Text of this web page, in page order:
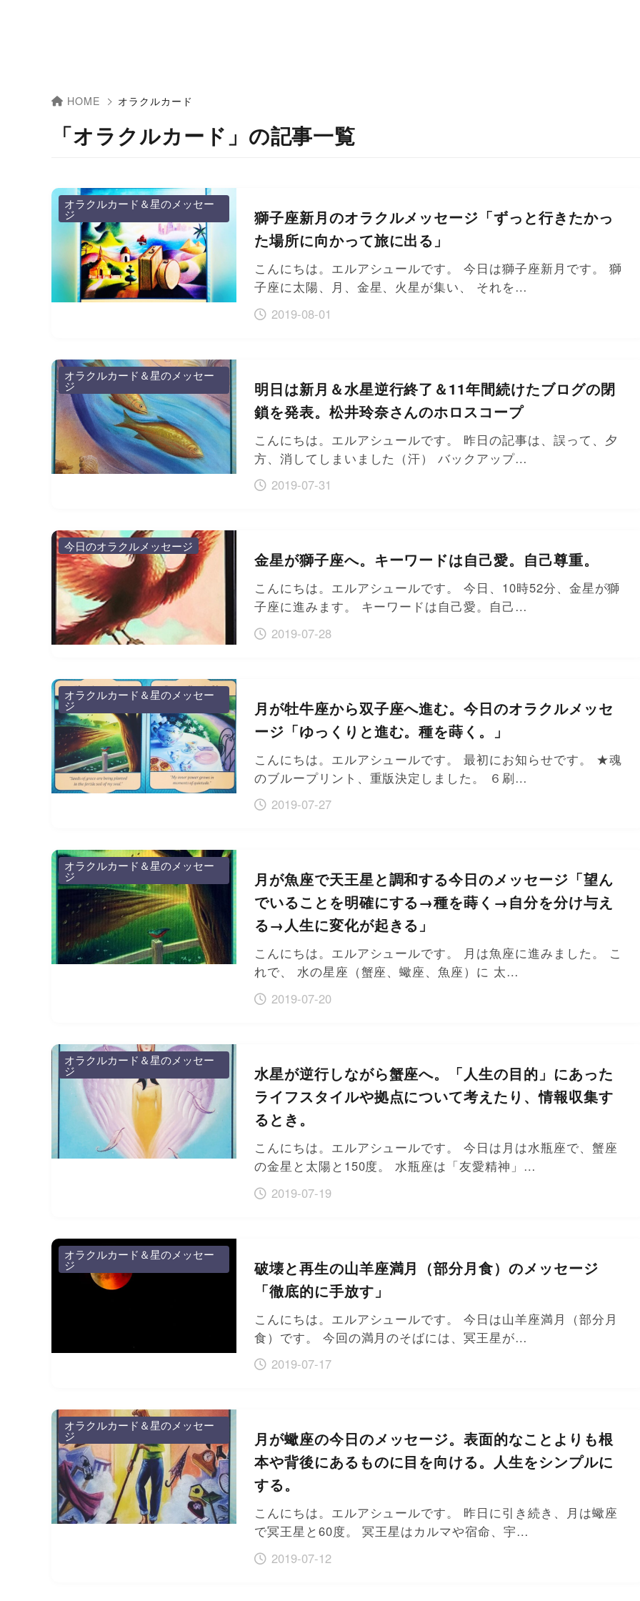
HOME オラクルカード
「オラクルカード」の記事一覧
獅子座新月のオラクルメッセージ「ずっと行きたかっ
た場所に向かって旅に出る」
こんにちは。エルアシュールです。 今日は獅子座新月です。 獅
子座に太陽、月、金星、火星が集い、 それを…
2019-08-01
オラクルカード＆星のメッセー
ジ
明日は新月＆水星逆行終了＆11年間続けたブログの閉
鎖を発表。松井玲奈さんのホロスコープ
こんにちは。エルアシュールです。 昨日の記事は、誤って、夕
方、消してしまいました（汗） バックアップ…
2019-07-31
オラクルカード＆星のメッセー
ジ
金星が獅子座へ。キーワードは自己愛。自己尊重。
こんにちは。エルアシュールです。 今日、10時52分、金星が獅
子座に進みます。 キーワードは自己愛。自己…
2019-07-28
今日のオラクルメッセージ
月が牡牛座から双子座へ進む。今日のオラクルメッセ
ージ「ゆっくりと進む。種を蒔く。」
こんにちは。エルアシュールです。 最初にお知らせです。 ★魂
のブループリント、重版決定しました。 ６刷…
2019-07-27
オラクルカード＆星のメッセー
ジ
月が魚座で天王星と調和する今日のメッセージ「望ん
でいることを明確にする→種を蒔く→自分を分け与え
る→人生に変化が起きる」
こんにちは。エルアシュールです。 月は魚座に進みました。 こ
れで、 水の星座（蟹座、蠍座、魚座）に 太…
2019-07-20
オラクルカード＆星のメッセー
ジ
水星が逆行しながら蟹座へ。「人生の目的」にあった
ライフスタイルや拠点について考えたり、情報収集す
るとき。
こんにちは。エルアシュールです。 今日は月は水瓶座で、蟹座
の金星と太陽と150度。 水瓶座は「友愛精神」…
2019-07-19
オラクルカード＆星のメッセー
ジ
破壊と再生の山羊座満月（部分月食）のメッセージ
「徹底的に手放す」
こんにちは。エルアシュールです。 今日は山羊座満月（部分月
食）です。 今回の満月のそばには、冥王星が…
2019-07-17
オラクルカード＆星のメッセー
ジ
月が蠍座の今日のメッセージ。表面的なことよりも根
本や背後にあるものに目を向ける。人生をシンプルに
する。
こんにちは。エルアシュールです。 昨日に引き続き、月は蠍座
で冥王星と60度。 冥王星はカルマや宿命、宇…
2019-07-12
オラクルカード＆星のメッセー
ジ